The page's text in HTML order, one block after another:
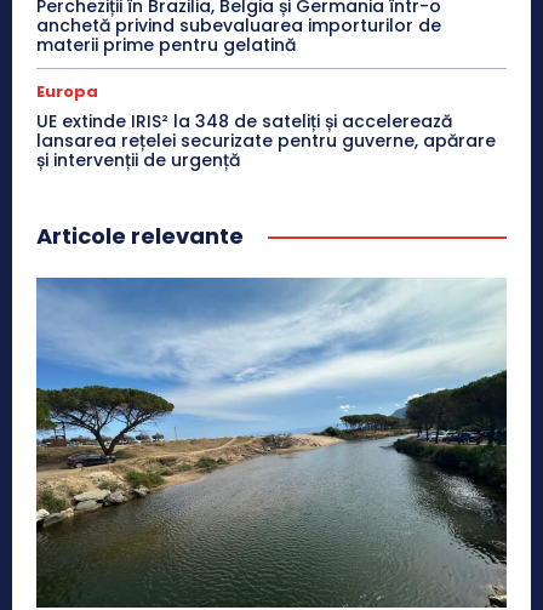
Percheziții în Brazilia, Belgia și Germania într-o
anchetă privind subevaluarea importurilor de
materii prime pentru gelatină
Europa
UE extinde IRIS² la 348 de sateliți și accelerează
lansarea rețelei securizate pentru guverne, apărare
și intervenții de urgență
Articole relevante